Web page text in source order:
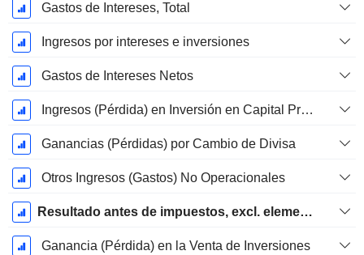
Gastos de Intereses, Total
Ingresos por intereses e inversiones
Gastos de Intereses Netos
Ingresos (Pérdida) en Inversión en Capital Propio.
Ganancias (Pérdidas) por Cambio de Divisa
Otros Ingresos (Gastos) No Operacionales
Resultado antes de impuestos, excl. elementos inusuales
Ganancia (Pérdida) en la Venta de Inversiones